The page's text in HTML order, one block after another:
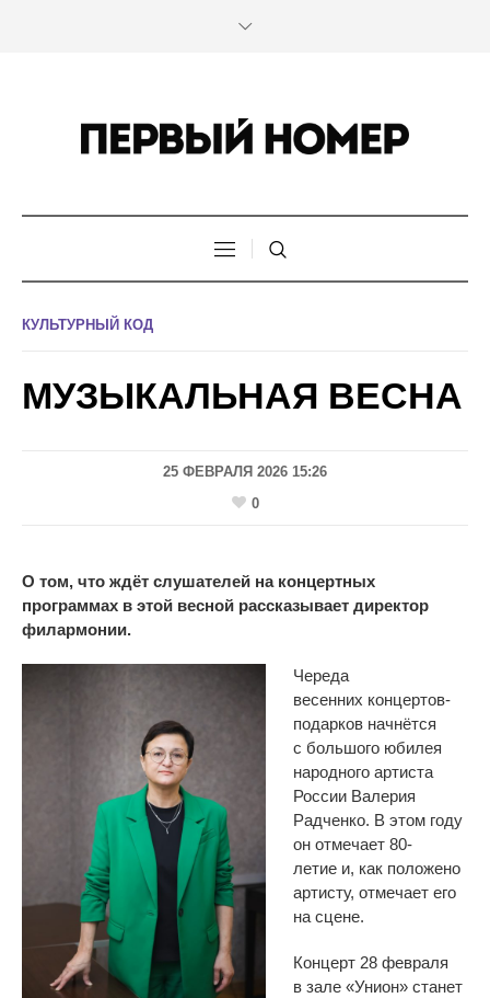
КУЛЬТУРНЫЙ КОД
МУЗЫКАЛЬНАЯ ВЕСНА
25 ФЕВРАЛЯ 2026 15:26
0
О том, что ждёт слушателей на концертных
программах в этой весной рассказывает директор
филармонии.
Череда
весенних концертов-
подарков начнётся
с большого юбилея
народного артиста
России Валерия
Радченко. В этом году
он отмечает 80-
летие и, как положено
артисту, отмечает его
на сцене.
Концерт 28 февраля
в зале «Унион» станет